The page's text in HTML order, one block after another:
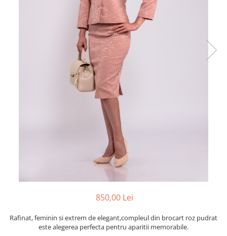
850,00 Lei
Rafinat, feminin si extrem de elegant,compleul din brocart roz pudrat
este alegerea perfecta pentru aparitii memorabile.